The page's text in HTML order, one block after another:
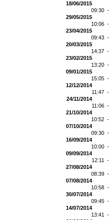
18/06/2015
09:30 -
29/05/2015
10:06 -
23/04/2015
09:43 -
20/03/2015
14:37 -
23/02/2015
13:20 -
09/01/2015
15:05 -
12/12/2014
11:47 -
24/11/2014
11:06 -
21/10/2014
10:52 -
07/10/2014
09:30 -
16/09/2014
10:00 -
09/09/2014
12:11 -
27/08/2014
08:39 -
07/08/2014
10:58 -
30/07/2014
09:45 -
14/07/2014
13:41 -